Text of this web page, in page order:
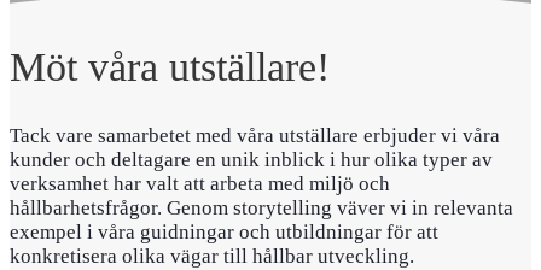
Möt våra utställare!
Tack vare samarbetet med våra utställare erbjuder vi våra
kunder och deltagare en unik inblick i hur olika typer av
verksamhet har valt att arbeta med miljö och
hållbarhetsfrågor. Genom storytelling väver vi in relevanta
exempel i våra guidningar och utbildningar för att
konkretisera olika vägar till hållbar utveckling.